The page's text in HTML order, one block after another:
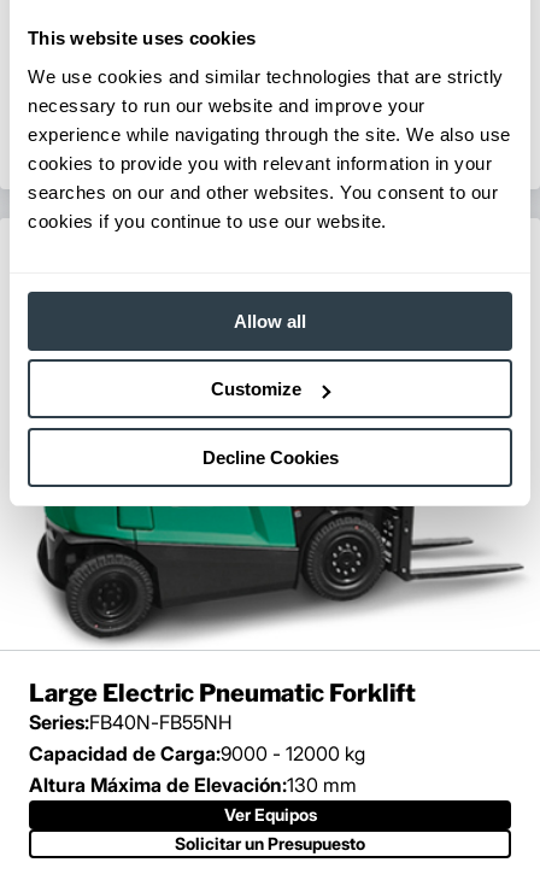
This website uses cookies
We use cookies and similar technologies that are strictly
necessary to run our website and improve your
experience while navigating through the site. We also use
cookies to provide you with relevant information in your
searches on our and other websites. You consent to our
cookies if you continue to use our website.
Allow all
Customize
Decline Cookies
Altura Máxima de Elevación:0 mm
Ver Equipos
Solicitar un Presupuesto
Large Electric Pneumatic Forklift
Series:FB40N-FB55NH
Capacidad de Carga:9000 - 12000 kg
Altura Máxima de Elevación:130 mm
Ver Equipos
Solicitar un Presupuesto